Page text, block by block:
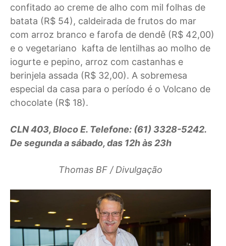
confitado ao creme de alho com mil folhas de
batata (R$ 54), caldeirada de frutos do mar
com arroz branco e farofa de dendê (R$ 42,00)
e o vegetariano kafta de lentilhas ao molho de
iogurte e pepino, arroz com castanhas e
berinjela assada (R$ 32,00). A sobremesa
especial da casa para o período é o Volcano de
chocolate (R$ 18).
CLN 403, Bloco E. Telefone: (61) 3328-5242.
De segunda a sábado, das 12h às 23h
Thomas BF / Divulgação